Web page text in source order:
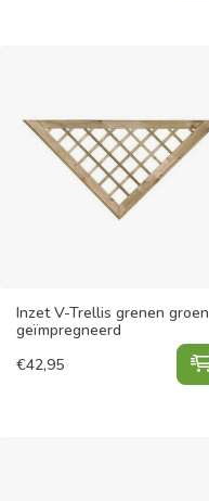
Inzet V-Trellis grenen groen
geïmpregneerd
€42,95